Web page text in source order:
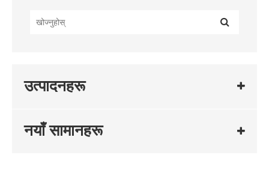
उत्पादनहरू
नयाँ सामानहरू